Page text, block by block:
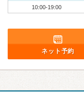
10:00-19:00
ネット予約